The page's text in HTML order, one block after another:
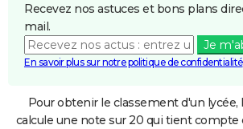
Recevez nos astuces et bons plans
mail.
Je
En savoir plus sur notre politique de confidentialité
Pour obtenir le classement d'un
calcule une note sur 20 qui tient compte